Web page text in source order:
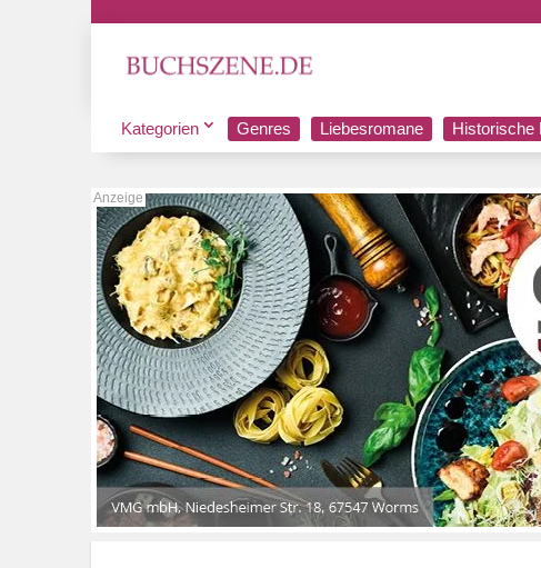
Kategorien Genres Liebesromane Historische